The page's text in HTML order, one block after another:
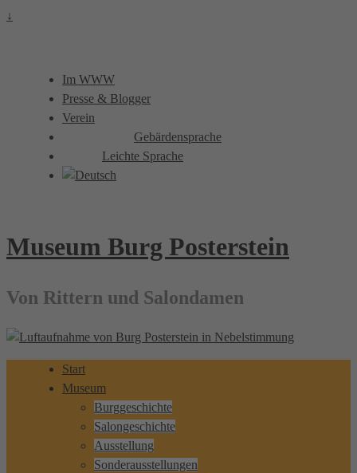
↓
Im WWW
Presse & Blogger
Verein
Gebärdensprache
Leichte Sprache
Museum Burg Posterstein
Von Rittern und Salondamen
Start
Museum
Burggeschichte
Salongeschichte
Ausstellung
Sonderausstellungen